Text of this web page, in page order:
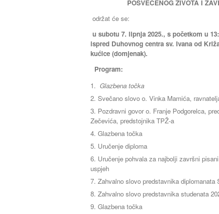
POSVEĆENOG ŽIVOTA I
održat će se:
u subotu 7. lipnja 2025., s početkom u
ispred Duhovnog centra sv. Ivana od
kućice (domjenak).
Program:
Glazbena točka
Svečano slovo o. Vinka Mamića,
Pozdravni govor o. Franje Podgorelca,
Zečevića, predstojnika TPŽ-a
Glazbena točka
Uručenje diploma
Uručenje pohvala za najbolji završni
uspjeh
Zahvalno slovo predstavnika diplomanata
Zahvalno slovo predstavnika studenata
Glazbena točka